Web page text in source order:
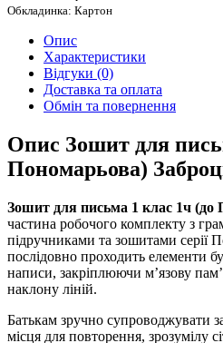
Обкладинка: Картон
Опис
Характеристики
Відгуки (0)
Доставка та оплата
Обмін та повернення
Опис Зошит для
Пономарьова)
Зошит для письма 1 клас 1ч (до
частина робочого комплекту з
підручниками та зошитами серії
послідовно проходить елементи
написи, закріплюючи м’язову
наклону ліній.
Батькам зручно супроводжувати
місця для повторення, зрозумілу